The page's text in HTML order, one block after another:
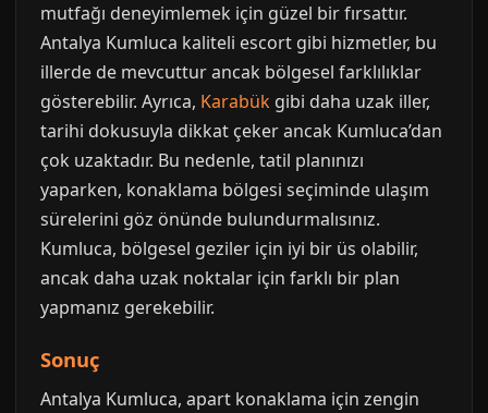
mutfağı deneyimlemek için güzel bir fırsattır.
Antalya Kumluca kaliteli escort gibi hizmetler, bu
illerde de mevcuttur ancak bölgesel farklılıklar
gösterebilir. Ayrıca, Karabük gibi daha uzak iller,
tarihi dokusuyla dikkat çeker ancak Kumluca’dan
çok uzaktadır. Bu nedenle, tatil planınızı
yaparken, konaklama bölgesi seçiminde ulaşım
sürelerini göz önünde bulundurmalısınız.
Kumluca, bölgesel geziler için iyi bir üs olabilir,
ancak daha uzak noktalar için farklı bir plan
yapmanız gerekebilir.
Sonuç
Antalya Kumluca, apart konaklama için zengin